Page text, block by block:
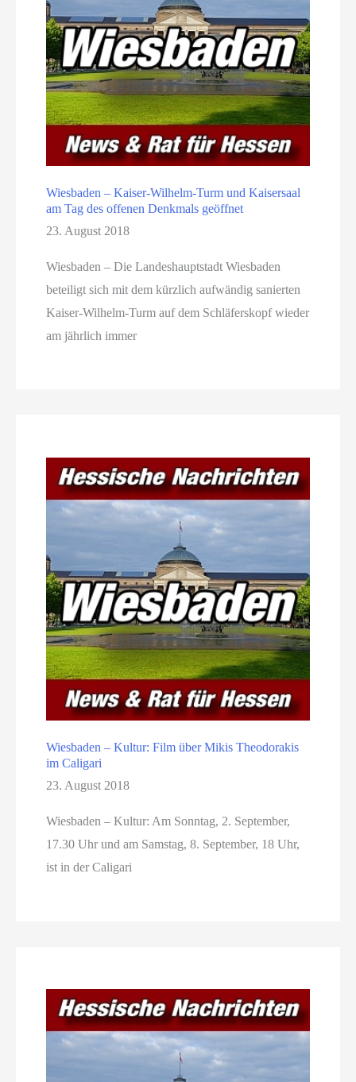
Wiesbaden – Kaiser-Wilhelm-Turm und Kaisersaal
am Tag des offenen Denkmals geöffnet
23. August 2018
Wiesbaden – Die Landeshauptstadt Wiesbaden
beteiligt sich mit dem kürzlich aufwändig sanierten
Kaiser-Wilhelm-Turm auf dem Schläferskopf wieder
am jährlich immer
Wiesbaden – Kultur: Film über Mikis Theodorakis
im Caligari
23. August 2018
Wiesbaden – Kultur: Am Sonntag, 2. September,
17.30 Uhr und am Samstag, 8. September, 18 Uhr,
ist in der Caligari